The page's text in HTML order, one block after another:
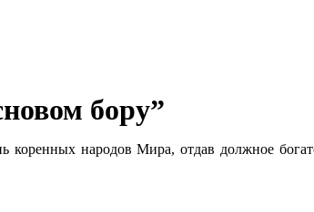
бору”
народов Мира, отдав должное